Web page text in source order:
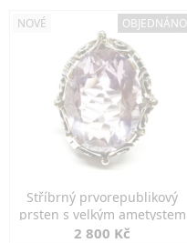
NOVÉ OBJEDNÁNO
Stříbrný prvorepublikový
prsten s velkým ametystem
2 800 Kč